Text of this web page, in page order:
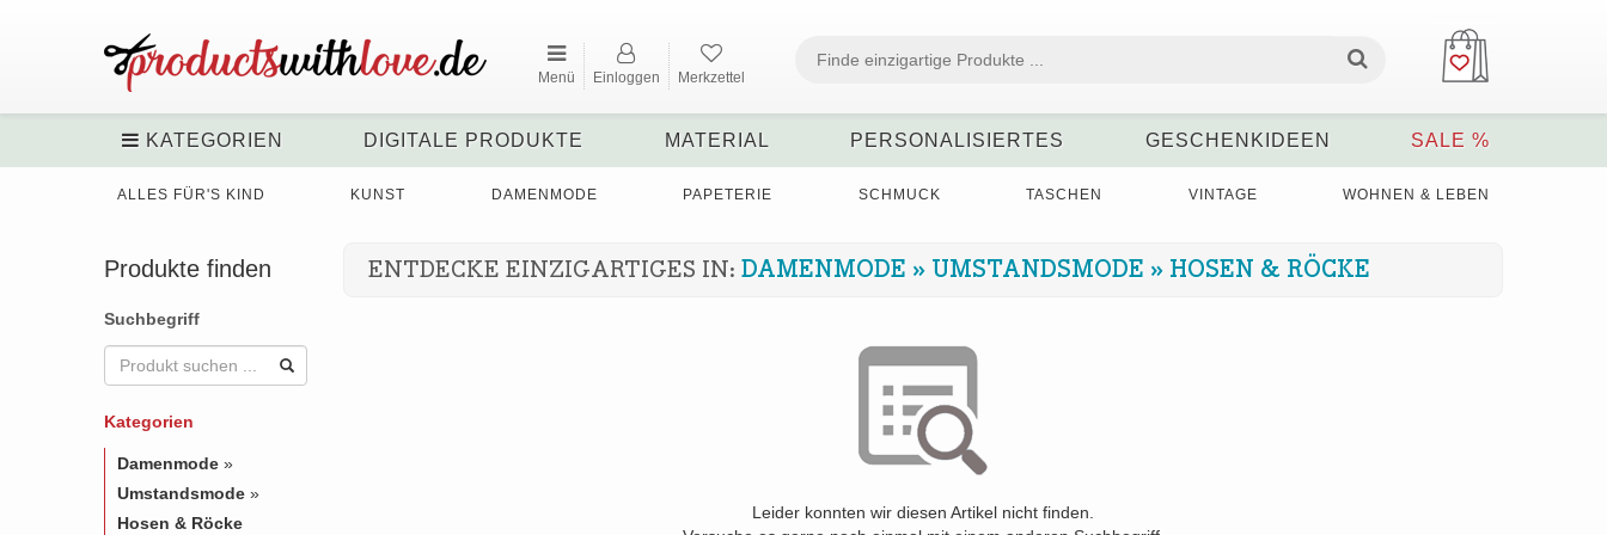
Menü Einloggen Merkzettel
KATEGORIEN DIGITALE PRODUKTE MATERIAL PERSONALISIERTES GESCHENKIDEEN SALE %
ALLES FÜR'S KIND KUNST DAMENMODE PAPETERIE SCHMUCK TASCHEN VINTAGE WOHNEN & LEBEN
Produkte finden
Suchbegriff
Kategorien
Damenmode »
Umstandsmode »
Hosen & Röcke
ENTDECKE EINZIGARTIGES IN: DAMENMODE » UMSTANDSMODE » HOSEN & RÖCKE
Leider konnten wir diesen Artikel nicht finden.